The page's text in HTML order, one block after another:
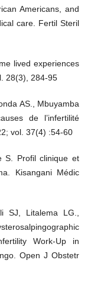
Americans, and
care. Fertil Steril
lived experiences
28(3), 284-95
AS., Mbuyamba
de l’infertilité
vol. 37(4) :54-60
S. Profil clinique et
Kisangani Médic
SJ, Litalema LG.,
Work-Up in
Open J Obstetr